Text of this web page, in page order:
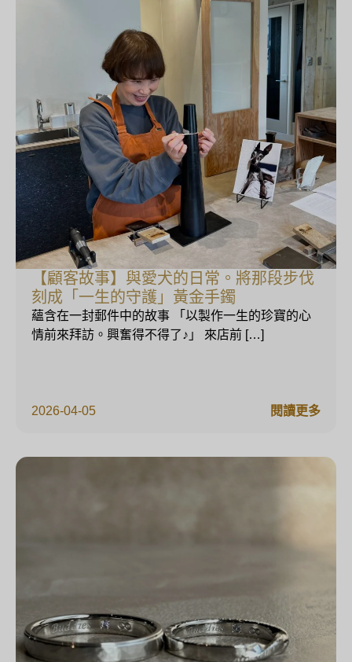
【顧客故事】與愛犬的日常。將那段步伐
刻成「一生的守護」黃金手鐲
2026-04-05
蘊含在一封郵件中的故事 「以製作一生的珍寶的心
情前來拜訪。興奮得不得了♪」 來店前 […]
閱讀更多